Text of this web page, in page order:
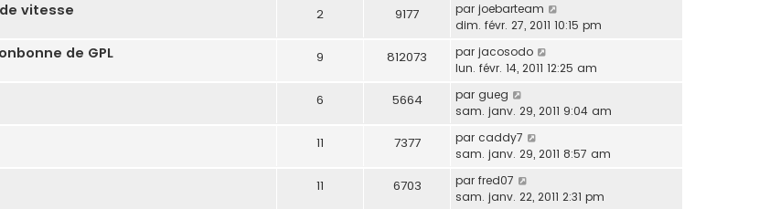
vitesse 2 9177 par joebarteam
dim. févr. 27, 2011 10:15 pm
de GPL 9 812073 par jacosodo
lun. févr. 14, 2011 12:25 am
6 5664 par gueg
sam. janv. 29, 2011 9:04 am
11 7377 par caddy7
sam. janv. 29, 2011 8:57 am
11 6703 par fred07
sam. janv. 22, 2011 2:31 pm